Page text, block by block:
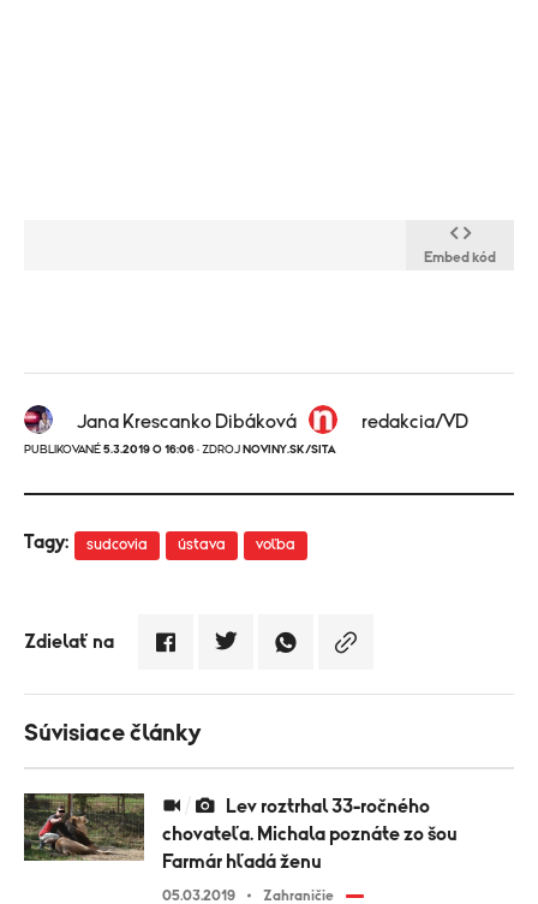
Embed kód
Jana Krescanko Dibáková redakcia/VD
PUBLIKOVANÉ 5.3.2019 O 16:06 · ZDROJ NOVINY.SK/SITA
Tagy: sudcovia ústava voľba
Zdielať na
Súvisiace články
chovateľa. Michala poznáte zo šou
Farmár hľadá ženu
05.03.2019 Zahraničie